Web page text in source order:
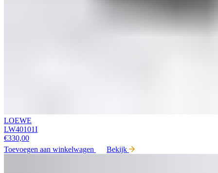
LOEWE
LW40101I
€330,00
Toevoegen aan winkelwagen
Bekijk